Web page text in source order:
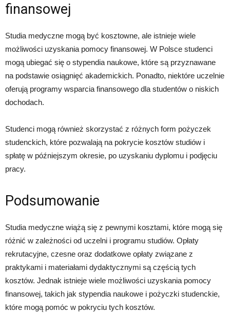
finansowej
Studia medyczne mogą być kosztowne, ale istnieje wiele
możliwości uzyskania pomocy finansowej. W Polsce studenci
mogą ubiegać się o stypendia naukowe, które są przyznawane
na podstawie osiągnięć akademickich. Ponadto, niektóre uczelnie
oferują programy wsparcia finansowego dla studentów o niskich
dochodach.
Studenci mogą również skorzystać z różnych form pożyczek
studenckich, które pozwalają na pokrycie kosztów studiów i
spłatę w późniejszym okresie, po uzyskaniu dyplomu i podjęciu
pracy.
Podsumowanie
Studia medyczne wiążą się z pewnymi kosztami, które mogą się
różnić w zależności od uczelni i programu studiów. Opłaty
rekrutacyjne, czesne oraz dodatkowe opłaty związane z
praktykami i materiałami dydaktycznymi są częścią tych
kosztów. Jednak istnieje wiele możliwości uzyskania pomocy
finansowej, takich jak stypendia naukowe i pożyczki studenckie,
które mogą pomóc w pokryciu tych kosztów.